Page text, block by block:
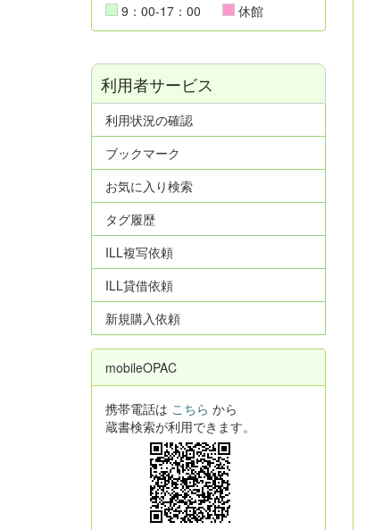
9：00-17：00 休館
利用者サービス
利用状況の確認
ブックマーク
お気に入り検索
タグ履歴
ILL複写依頼
ILL貸借依頼
新規購入依頼
mobileOPAC
携帯電話は こちら から
蔵書検索が利用できます。